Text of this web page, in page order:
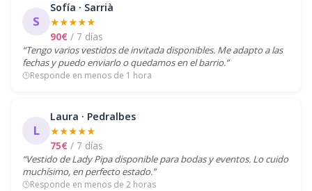
S
Sofía · Sarrià
★★★★★
90€ / 7 días
“Tengo varios vestidos de invitada disponibles. Me adapto a las
fechas y puedo enviarlo o quedamos en el barrio.”
Responde en menos de 1 hora
L
Laura · Pedralbes
★★★★★
75€ / 7 días
“Vestido de Lady Pipa disponible para bodas y eventos. Lo cuido
muchísimo, en perfecto estado.”
Responde en menos de 2 horas